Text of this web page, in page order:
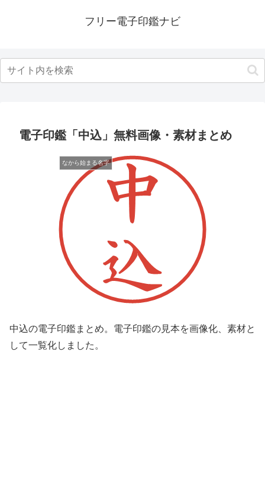
フリー電子印鑑ナビ
電子印鑑「中込」無料画像・素材まとめ
なから始まる名字
中込の電子印鑑まとめ。電子印鑑の見本を画像化、素材と
して一覧化しました。